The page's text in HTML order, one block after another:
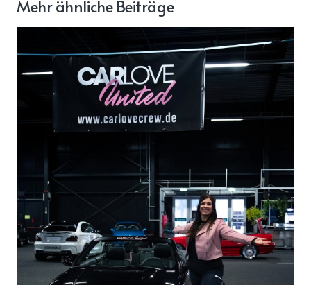
Mehr ähnliche Beiträge